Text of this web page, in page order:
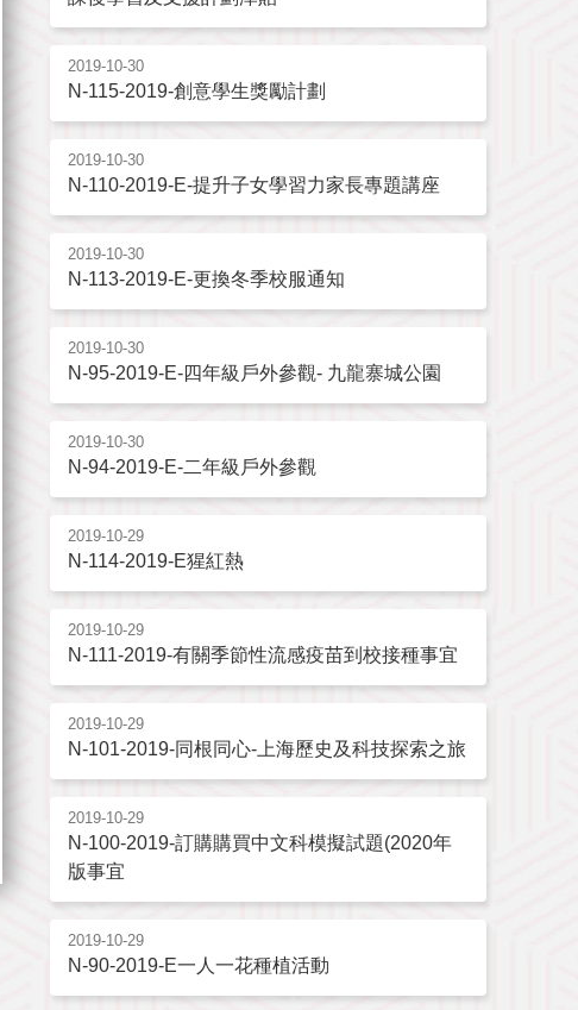
2019-10-30
N-115-2019-創意學生獎勵計劃
2019-10-30
N-110-2019-E-提升子女學習力家長專題講座
2019-10-30
N-113-2019-E-更換冬季校服通知
2019-10-30
N-95-2019-E-四年級戶外參觀- 九龍寨城公園
2019-10-30
N-94-2019-E-二年級戶外參觀
2019-10-29
N-114-2019-E猩紅熱
2019-10-29
N-111-2019-有關季節性流感疫苗到校接種事宜
2019-10-29
N-101-2019-同根同心-上海歷史及科技探索之旅
2019-10-29
N-100-2019-訂購購買中文科模擬試題(2020年
版事宜
2019-10-29
N-90-2019-E一人一花種植活動